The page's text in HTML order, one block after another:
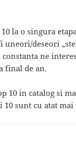
la o singura
uneori/deseori
ne
final de an.
10 in catalog si
sunt cu atat